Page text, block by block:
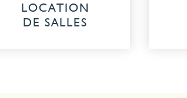
LOCATION
DE SALLES